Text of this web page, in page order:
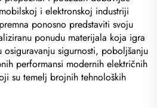
i elektronskoj industriji
ponosno predstaviti svoju
ponudu materijala koja igra
sigurnosti, poboljšanju
performansi modernih električnih
su temelj brojnih tehnoloških